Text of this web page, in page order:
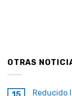
OTRAS
Reducido